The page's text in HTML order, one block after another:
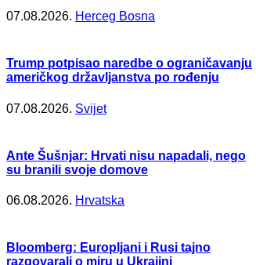
07.08.2026. Herceg Bosna
Trump potpisao naredbe o ograničavanju
američkog državljanstva po rođenju
07.08.2026. Svijet
Ante Šušnjar: Hrvati nisu napadali, nego
su branili svoje domove
06.08.2026. Hrvatska
Bloomberg: Europljani i Rusi tajno
razgovarali o miru u Ukrajini